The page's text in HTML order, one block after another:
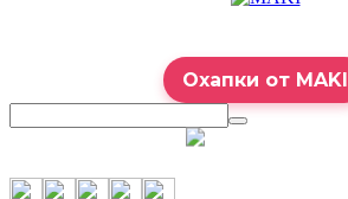
Охапки от MAKI